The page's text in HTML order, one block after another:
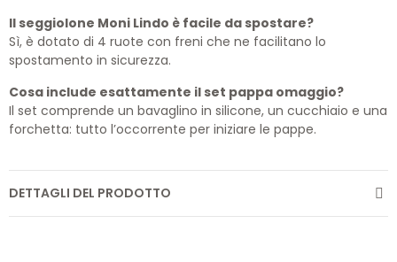
Il seggiolone Moni Lindo è facile da spostare?
Sì, è dotato di 4 ruote con freni che ne facilitano lo
spostamento in sicurezza.
Cosa include esattamente il set pappa omaggio?
Il set comprende un bavaglino in silicone, un cucchiaio e una
forchetta: tutto l’occorrente per iniziare le pappe.
DETTAGLI DEL PRODOTTO